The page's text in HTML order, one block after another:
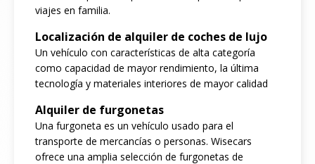
viajes en familia.
Localización de alquiler de coches de lujo
Un vehículo con características de alta categoría
como capacidad de mayor rendimiento, la última
tecnología y materiales interiores de mayor calidad
Alquiler de furgonetas
Una furgoneta es un vehículo usado para el
transporte de mercancías o personas. Wisecars
ofrece una amplia selección de furgonetas de